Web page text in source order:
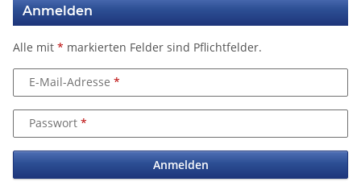
Anmelden
Alle mit * markierten Felder sind Pflichtfelder.
E-Mail-Adresse
Passwort
Anmelden